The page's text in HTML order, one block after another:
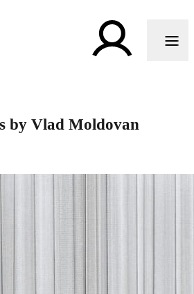
by Vlad Moldovan